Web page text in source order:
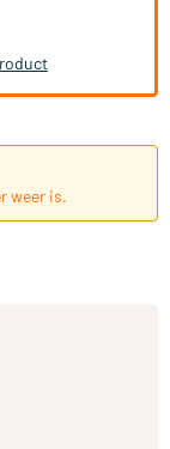
weer is.